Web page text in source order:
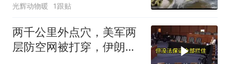
光辉动物暖 1跟贴
两千公里外点穴，美军两
层防空网被打穿，伊朗亮